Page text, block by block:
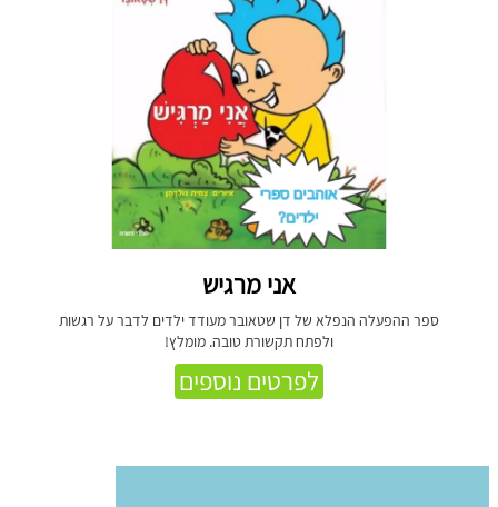
אני מרגיש
ספר ההפעלה הנפלא של דן שטאובר מעודד ילדים לדבר על רגשות
ולפתח תקשורת טובה. מומלץ!
לפרטים נוספים